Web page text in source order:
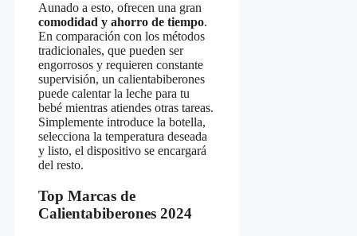
Aunado a esto, ofrecen una gran
comodidad y ahorro de tiempo.
En comparación con los métodos
tradicionales, que pueden ser
engorrosos y requieren constante
supervisión, un calientabiberones
puede calentar la leche para tu
bebé mientras atiendes otras tareas.
Simplemente introduce la botella,
selecciona la temperatura deseada
y listo, el dispositivo se encargará
del resto.
Top Marcas de
Calientabiberones 2024